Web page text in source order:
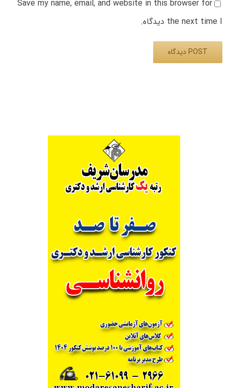
Save my name, email, and website in this browser for
the next time I دیدگاه.